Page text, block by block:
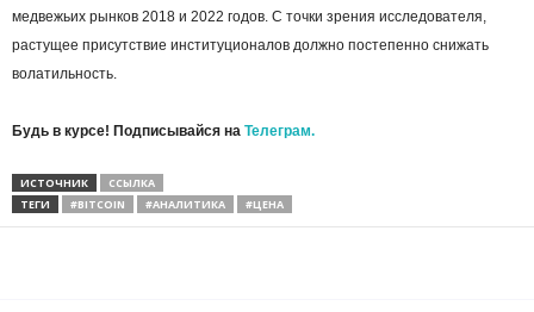
медвежьих рынков 2018 и 2022 годов. С точки зрения исследователя,
растущее присутствие институционалов должно постепенно снижать
волатильность.
Будь в курсе! Подписывайся на Телеграм.
ИСТОЧНИК
ССЫЛКА
ТЕГИ
#BITCOIN #АНАЛИТИКА #ЦЕНА